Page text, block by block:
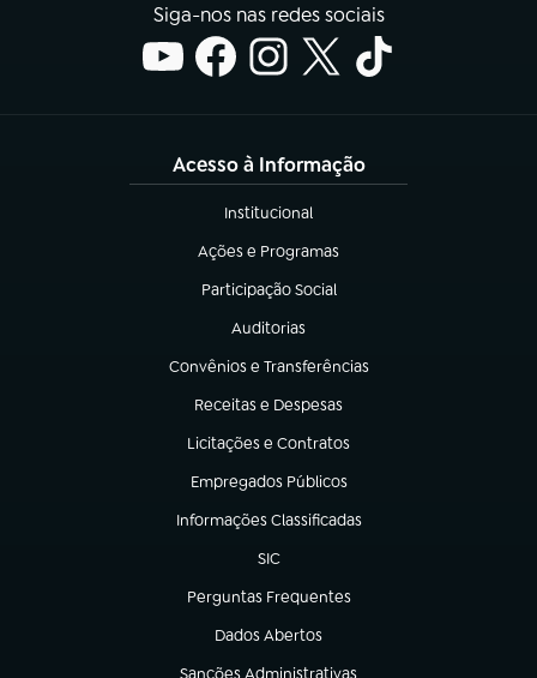
Siga-nos nas redes sociais
Acesso à Informação
Institucional
(abre em nova aba)
Ações e Programas
(abre em nova aba)
Participação Social
(abre em nova aba)
Auditorias
(abre em nova aba)
Convênios e Transferências
(abre em nova aba)
Receitas e Despesas
(abre em nova aba)
Licitações e Contratos
(abre em nova aba)
Empregados Públicos
(abre em nova aba)
Informações Classificadas
(abre em nova aba)
SIC
(abre em nova aba)
Perguntas Frequentes
(abre em nova aba)
Dados Abertos
(abre em nova aba)